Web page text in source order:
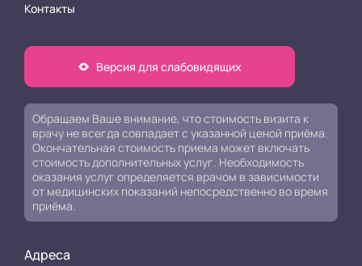
Контакты
Версия для слабовидящих
Обращаем Ваше внимание, что стоимость визита к
врачу не всегда совпадает с указанной ценой приёма.
Окончательная стоимость приема может включать
стоимость дополнительных услуг. Необходимость
оказания услуг определяется врачом в зависимости
от медицинских показаний непосредственно во время
приёма.
Адреса